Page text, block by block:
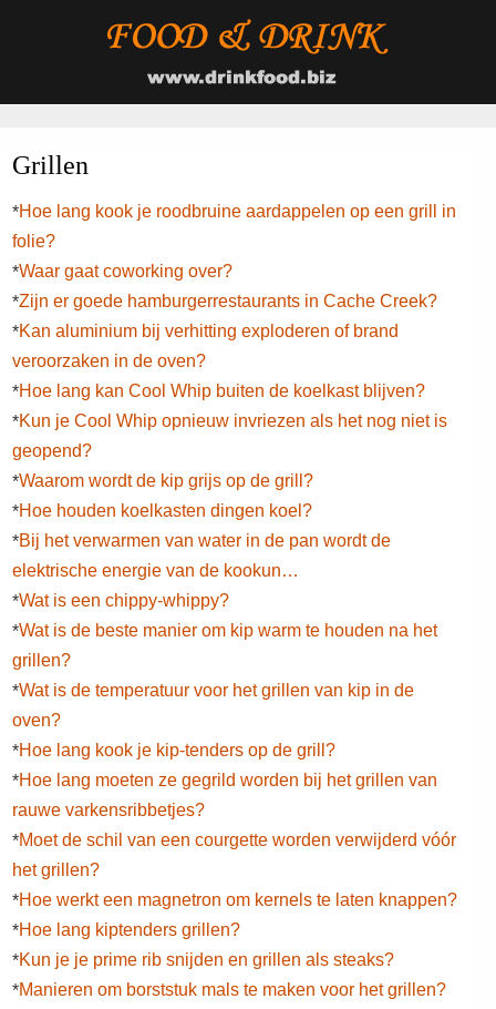
Grillen
*Hoe lang kook je roodbruine aardappelen op een grill in
folie?
*Waar gaat coworking over?
*Zijn er goede hamburgerrestaurants in Cache Creek?
*Kan aluminium bij verhitting exploderen of brand
veroorzaken in de oven?
*Hoe lang kan Cool Whip buiten de koelkast blijven?
*Kun je Cool Whip opnieuw invriezen als het nog niet is
geopend?
*Waarom wordt de kip grijs op de grill?
*Hoe houden koelkasten dingen koel?
*Bij het verwarmen van water in de pan wordt de
elektrische energie van de kookun…
*Wat is een chippy-whippy?
*Wat is de beste manier om kip warm te houden na het
grillen?
*Wat is de temperatuur voor het grillen van kip in de
oven?
*Hoe lang kook je kip-tenders op de grill?
*Hoe lang moeten ze gegrild worden bij het grillen van
rauwe varkensribbetjes?
*Moet de schil van een courgette worden verwijderd vóór
het grillen?
*Hoe werkt een magnetron om kernels te laten knappen?
*Hoe lang kiptenders grillen?
*Kun je je prime rib snijden en grillen als steaks?
*Manieren om borststuk mals te maken voor het grillen?